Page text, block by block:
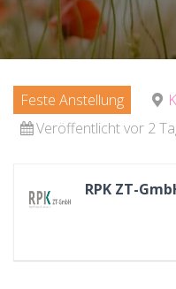
Feste Anstellung
Veröffentlicht vor 2
RPK ZT-